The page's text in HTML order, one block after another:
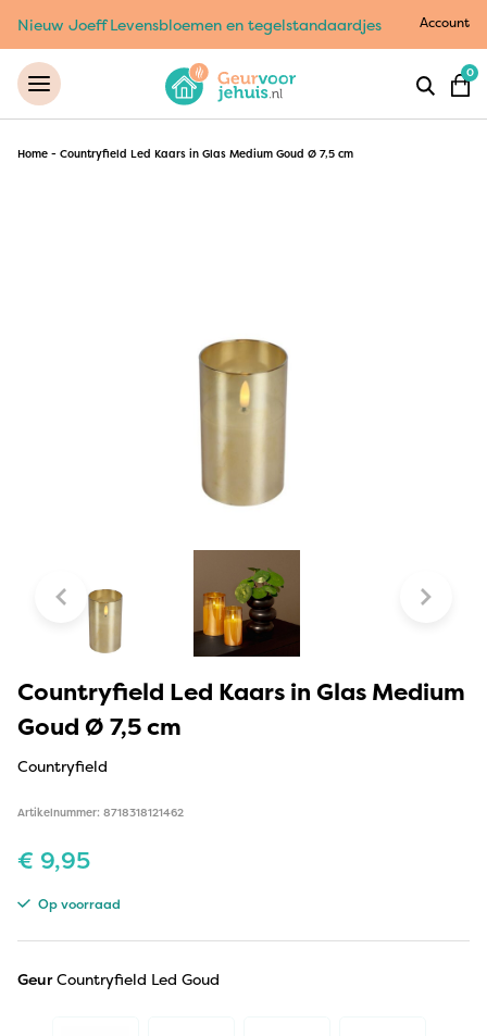
Nieuw Joeff Levensbloemen en tegelstandaardjes Account
0
Home - Countryfield Led Kaars in Glas Medium Goud Ø 7,5 cm
Countryfield Led Kaars in Glas Medium
Goud Ø 7,5 cm
Countryfield
Artikelnummer: 8718318121462
€ 9,95
Op voorraad
GeurCountryfield Led Goud